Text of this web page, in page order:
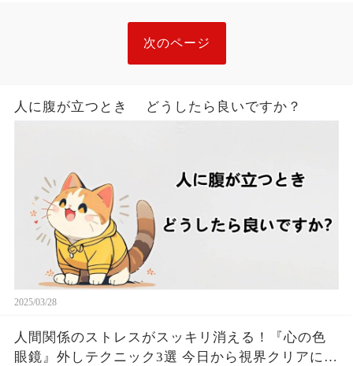
次のページ
人に腹が立つとき どうしたら良いですか？
2025/03/28
人間関係のストレスがスッキリ消える！『心の色
眼鏡』外しテクニック3選 今日から視界クリアにな